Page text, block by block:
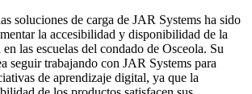
soluciones de carga de JAR Systems ha sido
la accesibilidad y disponibilidad de la
las escuelas del condado de Osceola. Su
seguir trabajando con JAR Systems para
de aprendizaje digital, ya que la